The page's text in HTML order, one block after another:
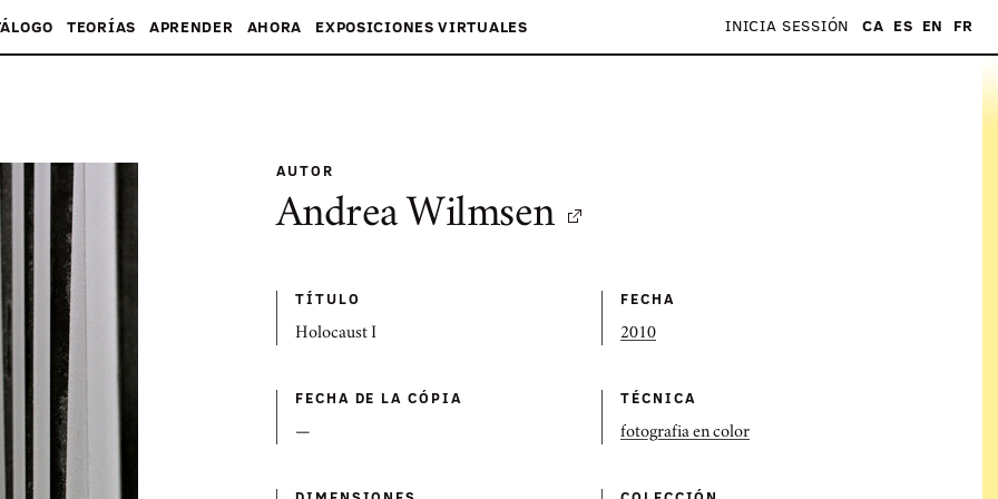
TEORÍAS APRENDER AHORA EXPOSICIONES VIRTUALES INICIA SESSIÓN CA ES EN FR
AUTOR
Andrea Wilmsen
TÍTULO
Holocaust I
FECHA
2010
FECHA DE LA CÓPIA
—
TÉCNICA
fotografia en color